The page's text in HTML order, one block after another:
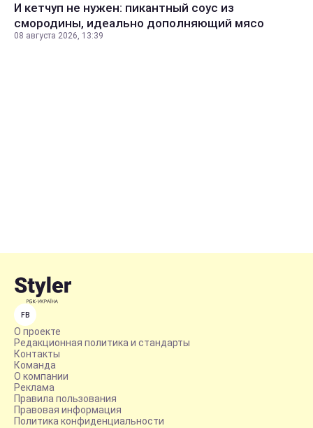
И кетчуп не нужен: пикантный соус из
смородины, идеально дополняющий мясо
08 августа 2026, 13:39
FB
О проекте
Редакционная политика и стандарты
Контакты
Команда
О компании
Реклама
Правила пользования
Правовая информация
Политика конфиденциальности